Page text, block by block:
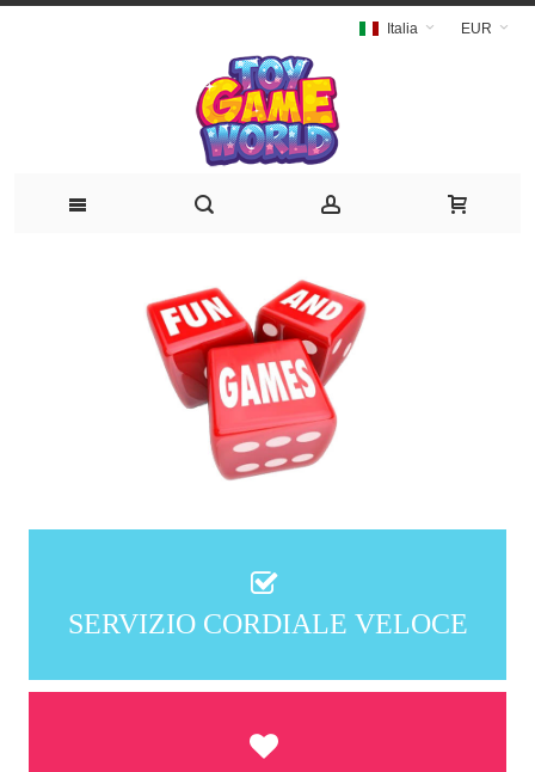
EUR
Italia
SERVIZIO CORDIALE VELOCE